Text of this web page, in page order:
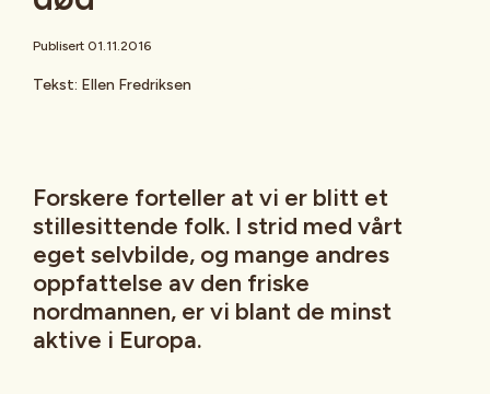
Publisert 01.11.2016
Tekst: Ellen Fredriksen
Forskere forteller at vi er blitt et
stillesittende folk. I strid med vårt
eget selvbilde, og mange andres
oppfattelse av den friske
nordmannen, er vi blant de minst
aktive i Europa.